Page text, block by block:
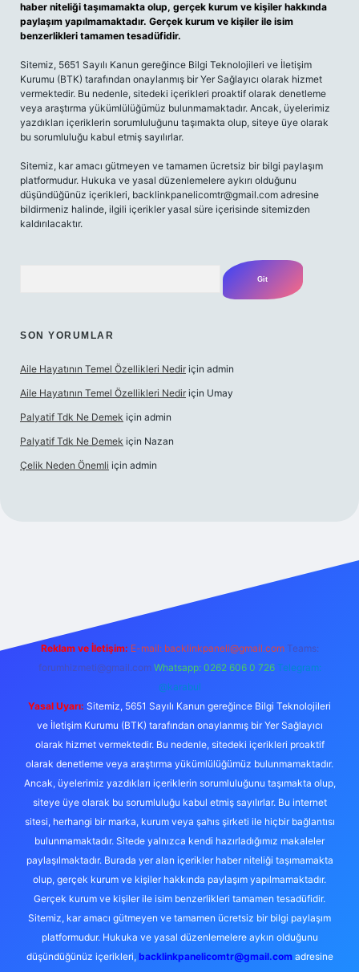
haber niteliği taşımamakta olup, gerçek kurum ve kişiler hakkında
paylaşım yapılmamaktadır. Gerçek kurum ve kişiler ile isim
benzerlikleri tamamen tesadüfidir.
Sitemiz, 5651 Sayılı Kanun gereğince Bilgi Teknolojileri ve İletişim
Kurumu (BTK) tarafından onaylanmış bir Yer Sağlayıcı olarak hizmet
vermektedir. Bu nedenle, sitedeki içerikleri proaktif olarak denetleme
veya araştırma yükümlülüğümüz bulunmamaktadır. Ancak, üyelerimiz
yazdıkları içeriklerin sorumluluğunu taşımakta olup, siteye üye olarak
bu sorumluluğu kabul etmiş sayılırlar.
Sitemiz, kar amacı gütmeyen ve tamamen ücretsiz bir bilgi paylaşım
platformudur. Hukuka ve yasal düzenlemelere aykırı olduğunu
düşündüğünüz içerikleri, backlinkpanelicomtr@gmail.com adresine
bildirmeniz halinde, ilgili içerikler yasal süre içerisinde sitemizden
kaldırılacaktır.
SON YORUMLAR
Aile Hayatının Temel Özellikleri Nedir için admin
Aile Hayatının Temel Özellikleri Nedir için Umay
Palyatif Tdk Ne Demek için admin
Palyatif Tdk Ne Demek için Nazan
Çelik Neden Önemli için admin
Reklam ve İletişim: E-mail: backlinkpaneli@gmail.com Teams:
forumhizmeti@gmail.com Whatsapp: 0262 606 0 726 Telegram:
@karabul
Yasal Uyarı: Sitemiz, 5651 Sayılı Kanun gereğince Bilgi Teknolojileri
ve İletişim Kurumu (BTK) tarafından onaylanmış bir Yer Sağlayıcı
olarak hizmet vermektedir. Bu nedenle, sitedeki içerikleri proaktif
olarak denetleme veya araştırma yükümlülüğümüz bulunmamaktadır.
Ancak, üyelerimiz yazdıkları içeriklerin sorumluluğunu taşımakta olup,
siteye üye olarak bu sorumluluğu kabul etmiş sayılırlar. Bu internet
sitesi, herhangi bir marka, kurum veya şahıs şirketi ile hiçbir bağlantısı
bulunmamaktadır. Sitede yalnızca kendi hazırladığımız makaleler
paylaşılmaktadır. Burada yer alan içerikler haber niteliği taşımamakta
olup, gerçek kurum ve kişiler hakkında paylaşım yapılmamaktadır.
Gerçek kurum ve kişiler ile isim benzerlikleri tamamen tesadüfidir.
Sitemiz, kar amacı gütmeyen ve tamamen ücretsiz bir bilgi paylaşım
platformudur. Hukuka ve yasal düzenlemelere aykırı olduğunu
düşündüğünüz içerikleri, backlinkpanelicomtr@gmail.comadresine